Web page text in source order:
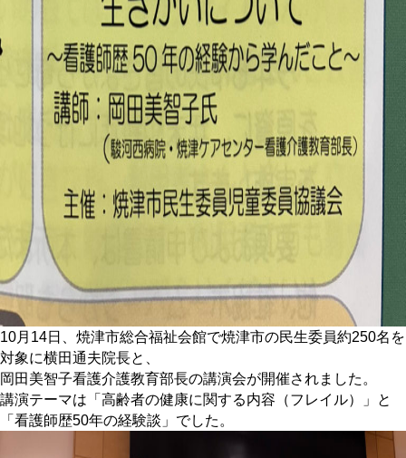
10月14日、焼津市総合福祉会館で焼津市の民生委員約250名を
対象に横田通夫院長と、
岡田美智子看護介護教育部長の講演会が開催されました。
講演テーマは「高齢者の健康に関する内容（フレイル）」と
「看護師歴50年の経験談」でした。